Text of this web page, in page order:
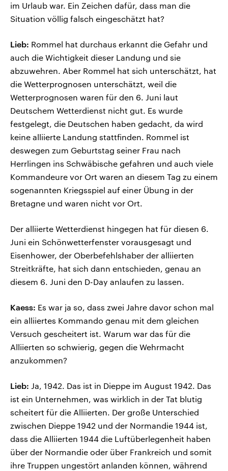
im Urlaub war. Ein Zeichen dafür, dass man die
Situation völlig falsch eingeschätzt hat?
Lieb: Rommel hat durchaus erkannt die Gefahr und
auch die Wichtigkeit dieser Landung und sie
abzuwehren. Aber Rommel hat sich unterschätzt, hat
die Wetterprognosen unterschätzt, weil die
Wetterprognosen waren für den 6. Juni laut
Deutschem Wetterdienst nicht gut. Es wurde
festgelegt, die Deutschen haben gedacht, da wird
keine alliierte Landung stattfinden. Rommel ist
deswegen zum Geburtstag seiner Frau nach
Herrlingen ins Schwäbische gefahren und auch viele
Kommandeure vor Ort waren an diesem Tag zu einem
sogenannten Kriegsspiel auf einer Übung in der
Bretagne und waren nicht vor Ort.
Der alliierte Wetterdienst hingegen hat für diesen 6.
Juni ein Schönwetterfenster vorausgesagt und
Eisenhower, der Oberbefehlshaber der alliierten
Streitkräfte, hat sich dann entschieden, genau an
diesem 6. Juni den D-Day anlaufen zu lassen.
Kaess: Es war ja so, dass zwei Jahre davor schon mal
ein alliiertes Kommando genau mit dem gleichen
Versuch gescheitert ist. Warum war das für die
Alliierten so schwierig, gegen die Wehrmacht
anzukommen?
Lieb: Ja, 1942. Das ist in Dieppe im August 1942. Das
ist ein Unternehmen, was wirklich in der Tat blutig
scheitert für die Alliierten. Der große Unterschied
zwischen Dieppe 1942 und der Normandie 1944 ist,
dass die Alliierten 1944 die Luftüberlegenheit haben
über der Normandie oder über Frankreich und somit
ihre Truppen ungestört anlanden können, während